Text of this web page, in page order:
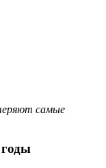
самые